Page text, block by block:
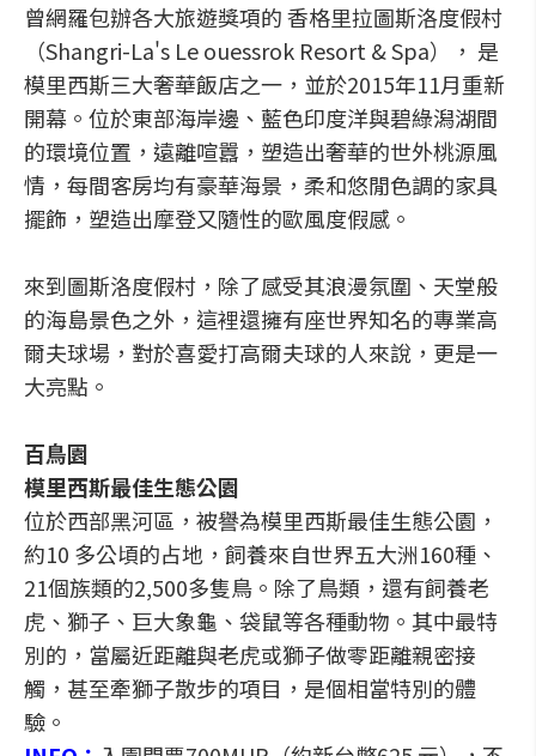
曾網羅包辦各大旅遊獎項的 香格里拉圖斯洛度假村
（Shangri-La's Le ouessrok Resort & Spa）， 是
模里西斯三大奢華飯店之一，並於2015年11月重新
開幕。位於東部海岸邊、藍色印度洋與碧綠潟湖間
的環境位置，遠離喧囂，塑造出奢華的世外桃源風
情，每間客房均有豪華海景，柔和悠閒色調的家具
擺飾，塑造出摩登又隨性的歐風度假感。
來到圖斯洛度假村，除了感受其浪漫氛圍、天堂般
的海島景色之外，這裡還擁有座世界知名的專業高
爾夫球場，對於喜愛打高爾夫球的人來說，更是一
大亮點。
百鳥園
模里西斯最佳生態公園
位於西部黑河區，被譽為模里西斯最佳生態公園，
約10 多公頃的占地，飼養來自世界五大洲160種、
21個族類的2,500多隻鳥。除了鳥類，還有飼養老
虎、獅子、巨大象龜、袋鼠等各種動物。其中最特
別的，當屬近距離與老虎或獅子做零距離親密接
觸，甚至牽獅子散步的項目，是個相當特別的體
驗。